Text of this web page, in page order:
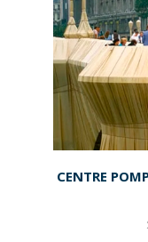
CENTRE